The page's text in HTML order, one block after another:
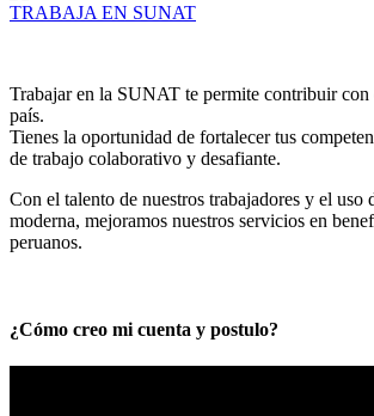
TRABAJA EN SUNAT
Trabajar en la SUNAT te permite contribuir con
país.
Tienes la oportunidad de fortalecer tus
de trabajo colaborativo y desafiante.
Con el talento de nuestros trabajadores y el uso
moderna, mejoramos nuestros servicios en
peruanos.
¿Cómo creo mi cuenta y postulo?